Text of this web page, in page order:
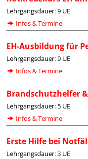
Lehrgangsdauer: 9 UE
Infos & Termine
EH-Ausbildung für
Lehrgangsdauer: 9 UE
Infos & Termine
Brandschutzhelfer
Lehrgangsdauer: 5 UE
Infos & Termine
Erste Hilfe bei
Lehrgangsdauer: 3 UE